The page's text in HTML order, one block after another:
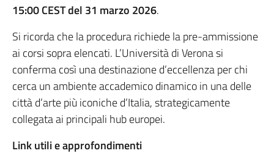
15:00 CEST del 31 marzo 2026.
Si ricorda che la procedura richiede la pre-ammissione
ai corsi sopra elencati. L’Università di Verona si
conferma così una destinazione d’eccellenza per chi
cerca un ambiente accademico dinamico in una delle
città d’arte più iconiche d’Italia, strategicamente
collegata ai principali hub europei.
Link utili e approfondimenti